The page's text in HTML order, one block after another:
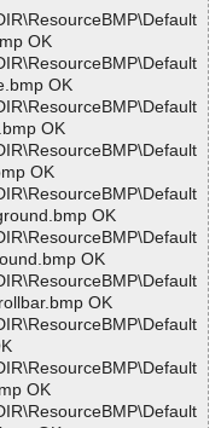
OK
OK
OK
OK
OK
OK
OK
OK